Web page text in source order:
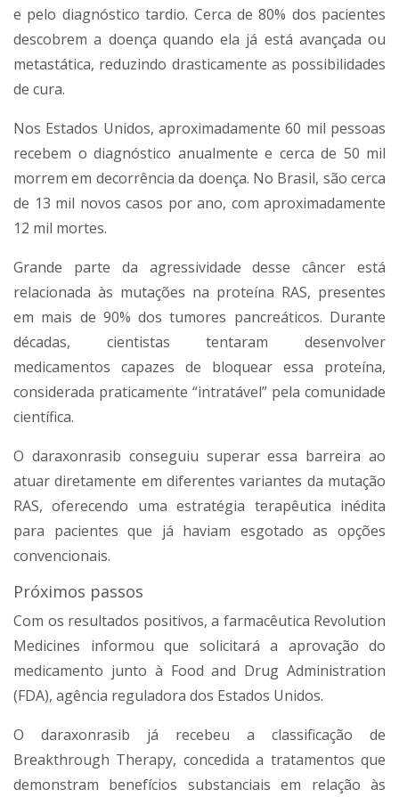
e pelo diagnóstico tardio. Cerca de 80% dos pacientes
descobrem a doença quando ela já está avançada ou
metastática, reduzindo drasticamente as possibilidades
de cura.
Nos Estados Unidos, aproximadamente 60 mil pessoas
recebem o diagnóstico anualmente e cerca de 50 mil
morrem em decorrência da doença. No Brasil, são cerca
de 13 mil novos casos por ano, com aproximadamente
12 mil mortes.
Grande parte da agressividade desse câncer está
relacionada às mutações na proteína RAS, presentes
em mais de 90% dos tumores pancreáticos. Durante
décadas, cientistas tentaram desenvolver
medicamentos capazes de bloquear essa proteína,
considerada praticamente “intratável” pela comunidade
científica.
O daraxonrasib conseguiu superar essa barreira ao
atuar diretamente em diferentes variantes da mutação
RAS, oferecendo uma estratégia terapêutica inédita
para pacientes que já haviam esgotado as opções
convencionais.
Próximos passos
Com os resultados positivos, a farmacêutica Revolution
Medicines informou que solicitará a aprovação do
medicamento junto à Food and Drug Administration
(FDA), agência reguladora dos Estados Unidos.
O daraxonrasib já recebeu a classificação de
Breakthrough Therapy, concedida a tratamentos que
demonstram benefícios substanciais em relação às